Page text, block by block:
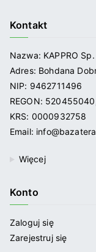
Kontakt
Nazwa: KAPPRO
Adres: Bohdana
NIP: 9462711496
REGON:
KRS: 0000932758
Email:
Więcej
Konto
Zaloguj się
Zarejestruj się